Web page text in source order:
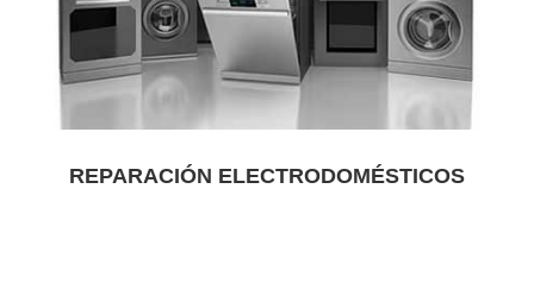
REPARACIÓN ELECTRODOMÉSTICOS